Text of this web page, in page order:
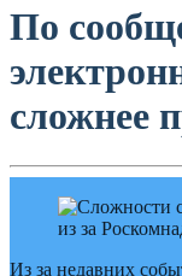
По
сложнее
Из за недавних